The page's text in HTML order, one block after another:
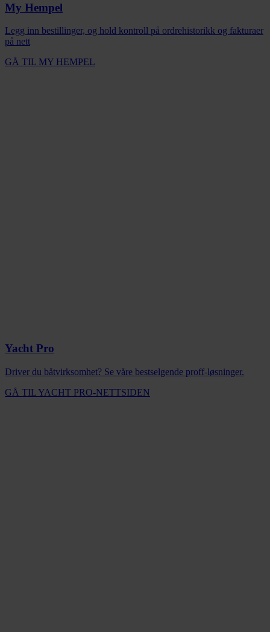
My Hempel
Legg inn bestillinger, og hold kontroll på ordrehistorikk og fakturaer
på nett
GÅ TIL MY HEMPEL
Yacht Pro
Driver du båtvirksomhet? Se våre bestselgende proff-løsninger.
GÅ TIL YACHT PRO-NETTSIDEN